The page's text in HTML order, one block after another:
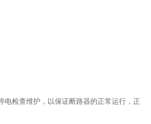
检查维护，以保证断路器的正常运行，正